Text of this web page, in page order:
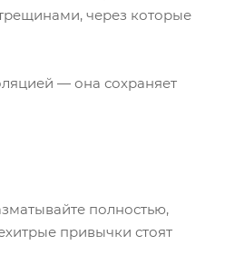
через которые
— она сохраняет
полностью,
привычки стоят